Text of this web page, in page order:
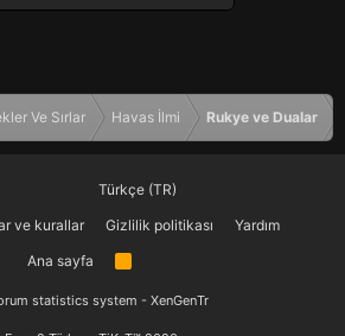
Ve Sırlar Havas İlmi Rukye ve Dualar
Türkçe (TR)
ve kurallar Gizlilik politikası
Yardım
Ana sayfa
R
statistics system - XenGenTr